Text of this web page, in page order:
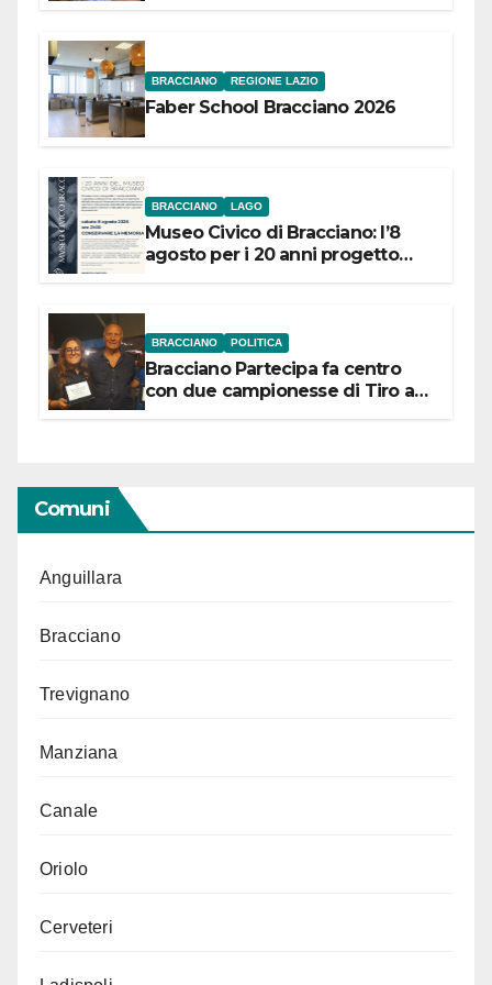
BRACCIANO REGIONE LAZIO
Faber School Bracciano 2026
BRACCIANO LAGO
Museo Civico di Bracciano: l’8
agosto per i 20 anni progetto
BRACCIANO POLITICA
Bracciano Partecipa fa centro
con due campionesse di Tiro a
Comuni
Anguillara
Bracciano
Trevignano
Manziana
Canale
Oriolo
Cerveteri